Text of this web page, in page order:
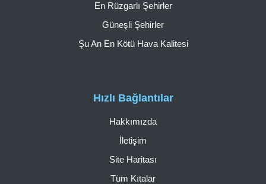
Hızlı Bağlantılar
Hakkımızda
İletişim
Site Haritası
Tüm Kıtalar
En Rüzgarlı Şehirler
Güneşli Şehirler
Şu An En Kötü Hava Kalitesi